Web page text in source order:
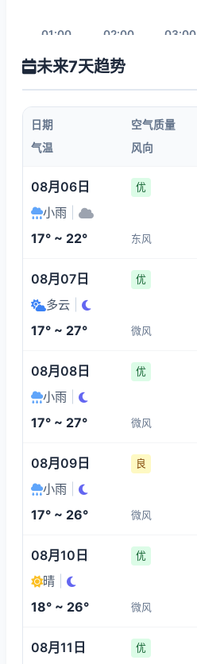
01:00
19°
02:00
19°
03:00
05:00
17°
1-3
06:00
15:00
26°
1-3
09:00
25°
1-3
19:00
23°
20:00
未来7天趋势
日期 空气质量
气温
风向
08月06日 优
小雨
17° ~ 22° 东风
08月07日 优
多云
17° ~ 27° 微风
08月08日 优
小雨
17° ~ 27° 微风
08月09日 良
小雨
17° ~ 26° 微风
08月10日 优
晴
18° ~ 26° 微风
08月11日 优